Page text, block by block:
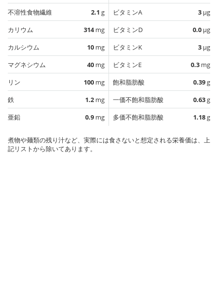
不溶性食物繊維
2.1 g
カリウム
314mg
カルシウム
10 mg
マグネシウム
40 mg
リン
100 mg
鉄
1.2 mg
亜鉛
0.9 mg
ビタミンA
3 µg
ビタミンD
0.0 µg
ビタミンK
3 µg
ビタミンE
0.3 mg
飽和脂肪酸
0.39g
一価不飽和脂肪酸
0.63g
多価不飽和脂肪酸
1.18g
煮物や麺類の残り汁など、実際には食さないと想定される栄養価は、上
記リストから除いてあります。